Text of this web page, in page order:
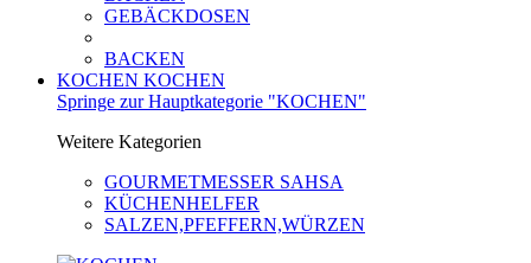
GEBÄCKDOSEN
BACKEN
KOCHEN KOCHEN
Springe zur Hauptkategorie "KOCHEN"
Weitere Kategorien
GOURMETMESSER SAHSA
KÜCHENHELFER
SALZEN,PFEFFERN,WÜRZEN